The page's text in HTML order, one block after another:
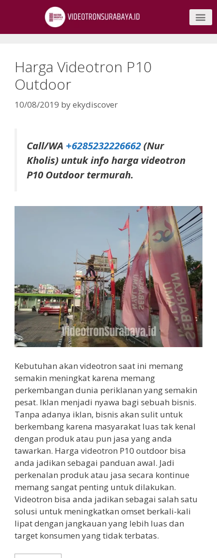
Harga Videotron P10
Outdoor
10/08/2019 byekydiscover
Call/WA +6285232226662(Nur
Kholis) untuk info harga videotron
P10 Outdoor termurah.
Kebutuhan akan videotron saat ini memang
semakin meningkat karena memang
perkembangan dunia periklanan yang semakin
pesat. Iklan menjadi nyawa bagi sebuah bisnis.
Tanpa adanya iklan, bisnis akan sulit untuk
berkembang karena masyarakat luas tak kenal
dengan produk atau pun jasa yang anda
tawarkan. Harga videotron P10 outdoor bisa
anda jadikan sebagai panduan awal. Jadi
perkenalan produk atau jasa secara kontinue
memang sangat penting untuk dilakukan.
Videotron bisa anda jadikan sebagai salah satu
solusi untuk meningkatkan omset berkali-kali
lipat dengan jangkauan yang lebih luas dan
target konsumen yang tidak terbatas.